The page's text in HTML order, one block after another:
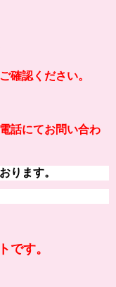
確認ください。
話にてお問い合わ
ります。
です。